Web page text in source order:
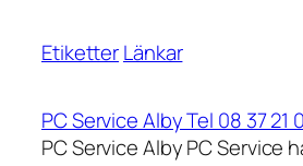
EtiketterLänkar
PC Service Alby Tel 08 37 21
PC Service Alby PC Service